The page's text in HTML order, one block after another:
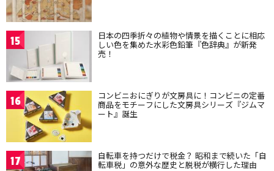
15 日本の四季折々の植物や情景を描くことに相応
しい色を集めた水彩色鉛筆『色辞典』が新発
売！
16 コンビニおにぎりが文房具に！コンビニの定番
商品をモチーフにした文房具シリーズ『ジムマ
ート』誕生
17 自転車を持つだけで税金？ 昭和まで続いた「自
転車税」の意外な歴史と脱税が横行した理由